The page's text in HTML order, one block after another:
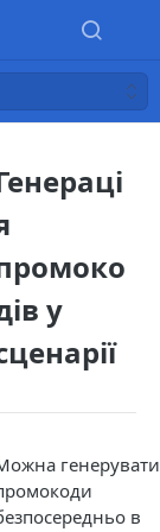
у
генерувати
в